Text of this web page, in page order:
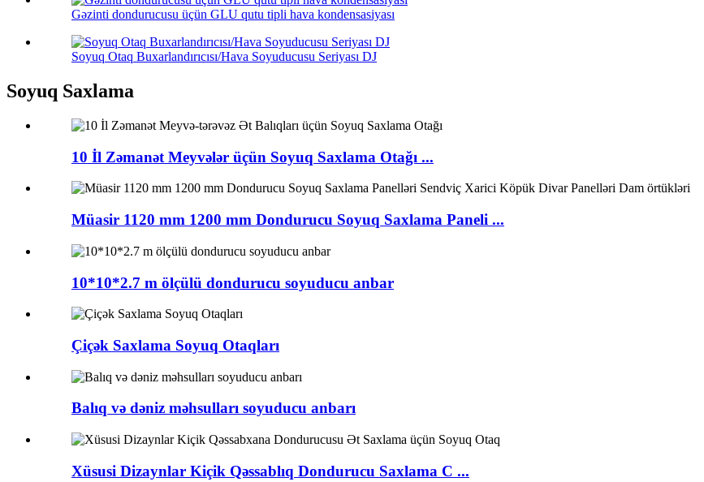
Gəzinti dondurucusu üçün GLU qutu tipli hava kondensasiyası
Soyuq Otaq Buxarlandırıcısı/Hava Soyuducusu Seriyası DJ
Soyuq Saxlama
10 İl Zəmanət Meyvələr üçün Soyuq Saxlama Otağı ...
Müasir 1120 mm 1200 mm Dondurucu Soyuq Saxlama Paneli ...
10*10*2.7 m ölçülü dondurucu soyuducu anbar
Çiçək Saxlama Soyuq Otaqları
Balıq və dəniz məhsulları soyuducu anbarı
Xüsusi Dizaynlar Kiçik Qəssablıq Dondurucu Saxlama C ...